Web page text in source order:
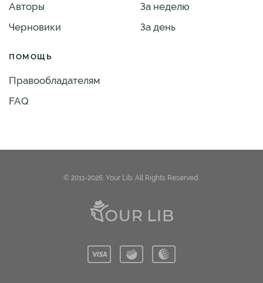
Авторы
Черновики
За неделю
За день
ПОМОЩЬ
Правообладателям
FAQ
© 2011-2026. Your Lib. All Rights Reserved.